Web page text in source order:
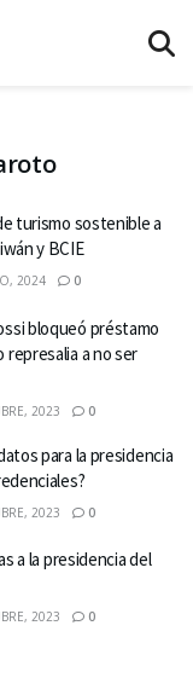
turismo sostenible a
y BCIE
2024 0
bloqueó préstamo
represalia a no ser
2023 0
para la presidencia
2023 0
a la presidencia del
2023 0